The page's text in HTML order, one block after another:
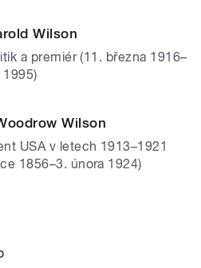
Wilson
a premiér (11. března 1916–
Wilson
USA v letech 1913–1921
1856–3. února 1924)